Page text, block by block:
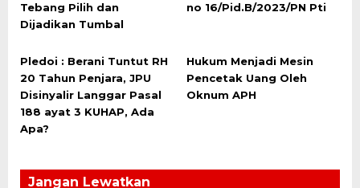
Tebang Pilih dan
Dijadikan Tumbal
no 16/Pid.B/2023/PN Pti
Pledoi : Berani Tuntut RH
20 Tahun Penjara, JPU
Disinyalir Langgar Pasal
188 ayat 3 KUHAP, Ada
Apa?
Hukum Menjadi Mesin
Pencetak Uang Oleh
Oknum APH
Jangan Lewatkan